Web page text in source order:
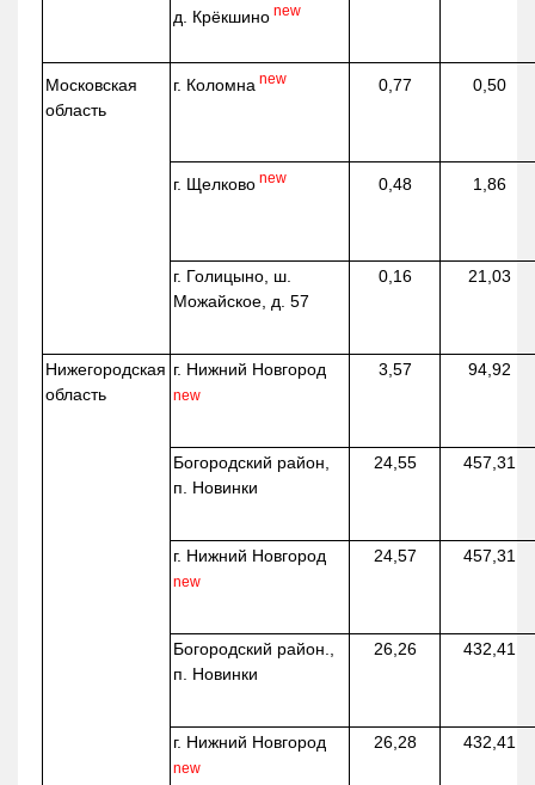
д. Крёкшино new
Московская
область
г. Коломна new 0,77 0,50
г. Щелково new 0,48 1,86
г. Голицыно, ш.
Можайское, д. 57
0,16 21,03
Нижегородская
область
г. Нижний Новгород
new
3,57 94,92
Богородский район,
п. Новинки
24,55 457,31
г. Нижний Новгород
new
24,57 457,31
Богородский район.,
п. Новинки
26,26 432,41
г. Нижний Новгород
new
26,28 432,41